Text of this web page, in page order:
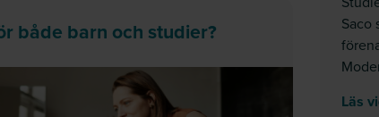
både barn och studier?
Saco
Läs